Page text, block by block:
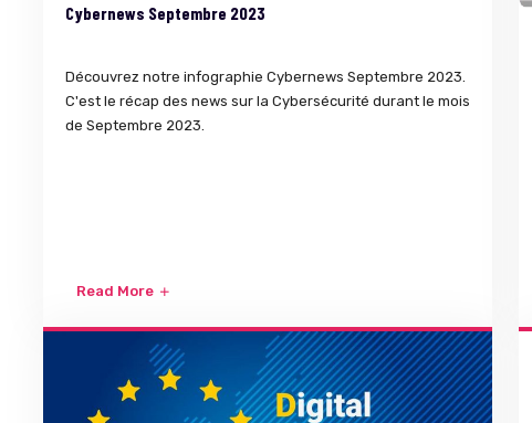
Cybernews Septembre 2023
Découvrez notre infographie Cybernews Septembre 2023.
C'est le récap des news sur la Cybersécurité durant le mois
de Septembre 2023.
Read More